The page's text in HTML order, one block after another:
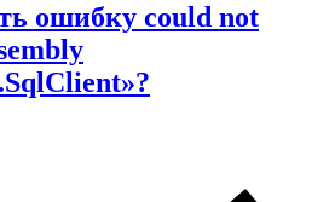
ошибку could not